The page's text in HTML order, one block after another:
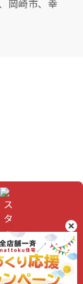
岡崎市、幸
スタッフブログ